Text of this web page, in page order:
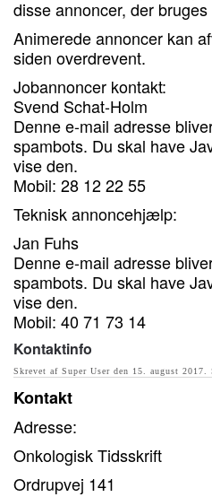
disse annoncer, der
Animerede annoncer kan
siden overdrevent.
Jobannoncer kontakt:
Svend Schat-Holm
Denne e-mail adresse
spambots. Du skal have
vise den.
Mobil: 28 12 22 55
Teknisk annoncehjælp:
Jan Fuhs
Denne e-mail adresse
spambots. Du skal have
vise den.
Mobil: 40 71 73 14
Kontaktinfo
Skrevet af Super User den 15. august 2017
Kontakt
Adresse:
Onkologisk Tidsskrift
Ordrupvej 141